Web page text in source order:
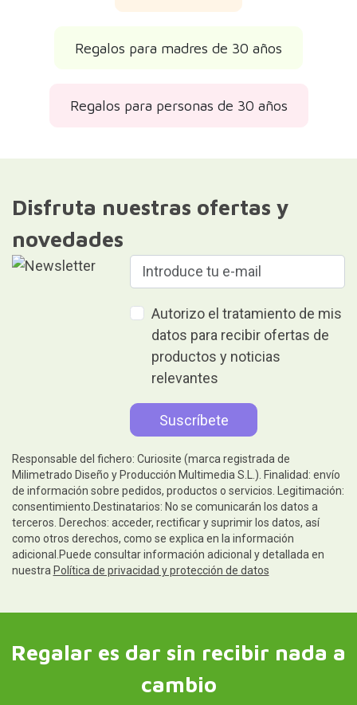
Regalos para madres de 30 años
Regalos para personas de 30 años
Disfruta nuestras ofertas y
novedades
Autorizo el tratamiento de mis
datos para recibir ofertas de
productos y noticias
relevantes
Responsable del fichero: Curiosite (marca registrada de
Milimetrado Diseño y Producción Multimedia S.L.). Finalidad: envío
de información sobre pedidos, productos o servicios. Legitimación:
consentimiento.Destinatarios: No se comunicarán los datos a
terceros. Derechos: acceder, rectificar y suprimir los datos, así
como otros derechos, como se explica en la información
adicional.Puede consultar información adicional y detallada en
nuestra Política de privacidad y protección de datos
Regalar es dar sin recibir nada a
cambio